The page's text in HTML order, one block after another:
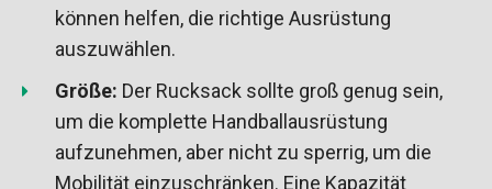
können helfen, die richtige Ausrüstung
auszuwählen.
Größe: Der Rucksack sollte groß genug sein,
um die komplette Handballausrüstung
aufzunehmen, aber nicht zu sperrig, um die
Mobilität einzuschränken. Eine Kapazität